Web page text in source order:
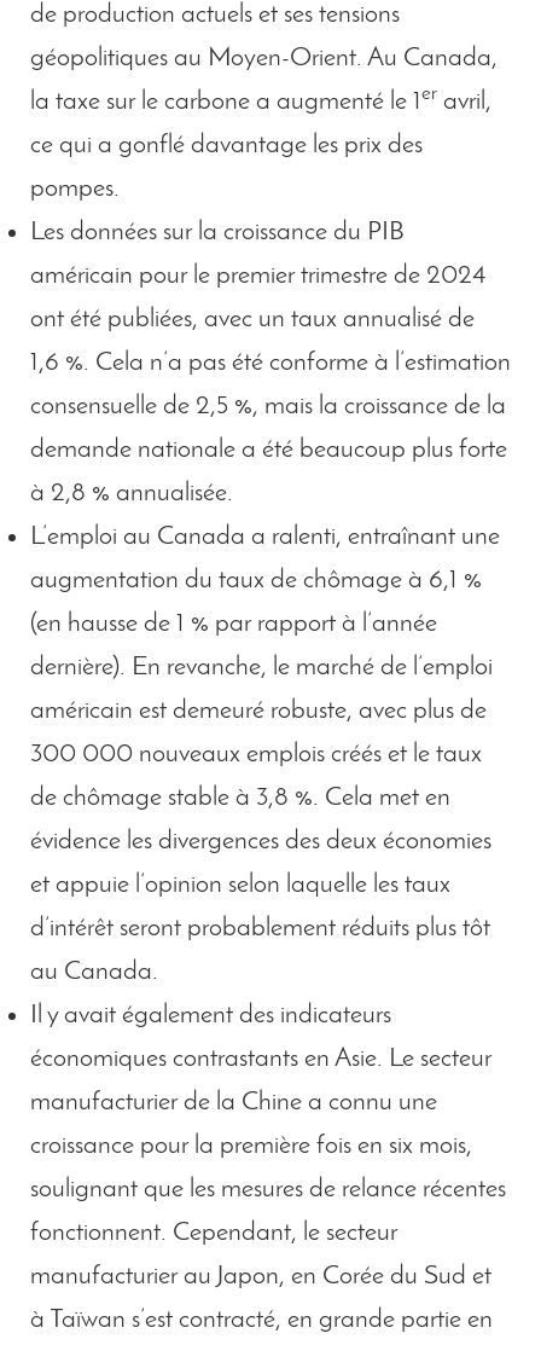
de production actuels et ses tensions
géopolitiques au Moyen-Orient. Au Canada,
la taxe sur le carbone a augmenté le 1er avril,
ce qui a gonflé davantage les prix des
pompes.
Les données sur la croissance du PIB
américain pour le premier trimestre de 2024
ont été publiées, avec un taux annualisé de
1,6 %. Cela n’a pas été conforme à l’estimation
consensuelle de 2,5 %, mais la croissance de la
demande nationale a été beaucoup plus forte
à 2,8 % annualisée.
L’emploi au Canada a ralenti, entraînant une
augmentation du taux de chômage à 6,1 %
(en hausse de 1 % par rapport à l’année
dernière). En revanche, le marché de l’emploi
américain est demeuré robuste, avec plus de
300 000 nouveaux emplois créés et le taux
de chômage stable à 3,8 %. Cela met en
évidence les divergences des deux économies
et appuie l’opinion selon laquelle les taux
d’intérêt seront probablement réduits plus tôt
au Canada.
Il y avait également des indicateurs
économiques contrastants en Asie. Le secteur
manufacturier de la Chine a connu une
croissance pour la première fois en six mois,
soulignant que les mesures de relance récentes
fonctionnent. Cependant, le secteur
manufacturier au Japon, en Corée du Sud et
à Taïwan s’est contracté, en grande partie en